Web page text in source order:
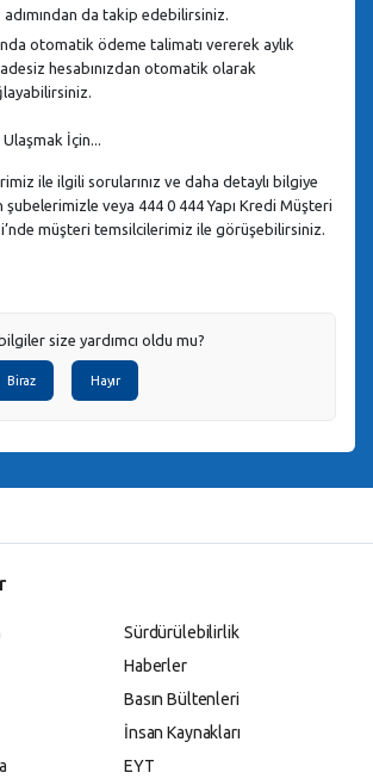
da takip edebilirsiniz.
otomatik ödeme talimatı vererek aylık
hesabınızdan otomatik olarak
İçin...
ile ilgili sorularınız ve daha detaylı bilgiye
şubelerimizle veya 444 0 444 Yapı Kredi Müşteri
müşteri temsilcilerimiz ile görüşebilirsiniz.
size yardımcı oldu mu?
Biraz Hayır
Sürdürülebilirlik
Haberler
Basın Bültenleri
İnsan Kaynakları
EYT